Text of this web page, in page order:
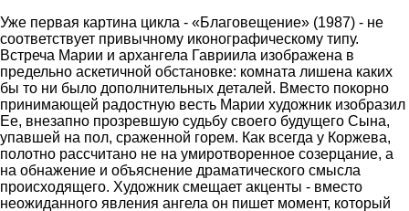
Уже первая картина цикла - «Благовещение» (1987) - не
соответствует привычному иконографическому типу.
Встреча Марии и архангела Гавриила изображена в
предельно аскетичной обстановке: комната лишена каких
бы то ни было дополнительных деталей. Вместо покорно
принимающей радостную весть Марии художник изобразил
Ее, внезапно прозревшую судьбу своего будущего Сына,
упавшей на пол, сраженной горем. Как всегда у Коржева,
полотно рассчитано не на умиротворенное созерцание, а
на обнажение и объяснение драматического смысла
происходящего. Художник смещает акценты - вместо
неожиданного явления ангела он пишет момент, который